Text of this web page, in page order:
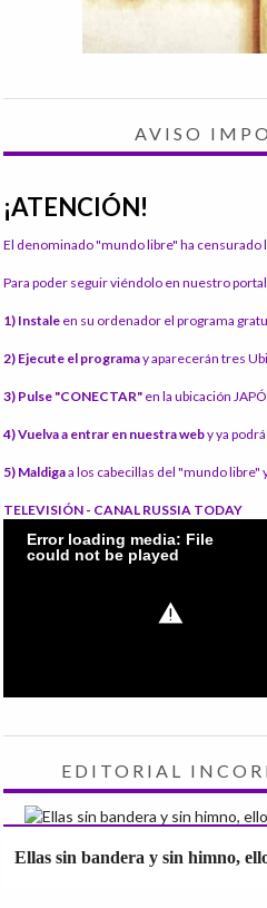
AVISO
¡ATENCIÓN!
El denominado "mundo libre" ha censurado
Para poder seguir viéndolo en nuestro
1) Instale en su ordenador el programa
2) Ejecute el programay aparecerán tres
3) Pulse "CONECTAR" en la ubicación
4) Vuelva a entrar en nuestra weby ya
5) Maldigaa los cabecillas del "mundo libre"
TELEVISIÓN - CANAL RUSSIA TODAY
EDITORIAL
Ellas sin bandera y sin himno,